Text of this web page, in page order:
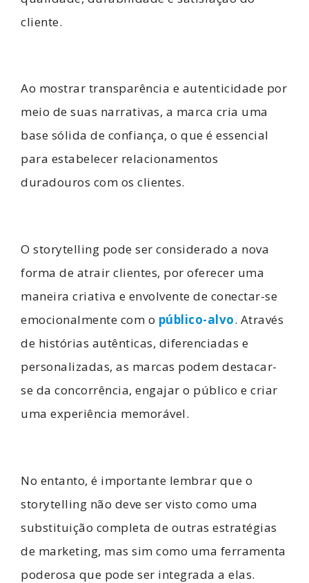
cliente.
Ao mostrar transparência e autenticidade por
meio de suas narrativas, a marca cria uma
base sólida de confiança, o que é essencial
para estabelecer relacionamentos
duradouros com os clientes.
O storytelling pode ser considerado a nova
forma de atrair clientes, por oferecer uma
maneira criativa e envolvente de conectar-se
emocionalmente com o público-alvo. Através
de histórias autênticas, diferenciadas e
personalizadas, as marcas podem destacar-
se da concorrência, engajar o público e criar
uma experiência memorável.
No entanto, é importante lembrar que o
storytelling não deve ser visto como uma
substituição completa de outras estratégias
de marketing, mas sim como uma ferramenta
poderosa que pode ser integrada a elas.